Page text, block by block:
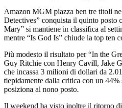
Amazon MGM piazza ben tre titoli
Detectives” conquista il quinto
Mary” si mantiene in classifica al
mentre “Is God Is” chiude la top ten
Più modesto il risultato per “In the
Guy Ritchie con Henry Cavill, Jake
che incassa 3 milioni di dollari da
tiepidamente dalla critica con un 44%
posiziona al nono posto.
Il weekend ha visto inoltre il ritorno